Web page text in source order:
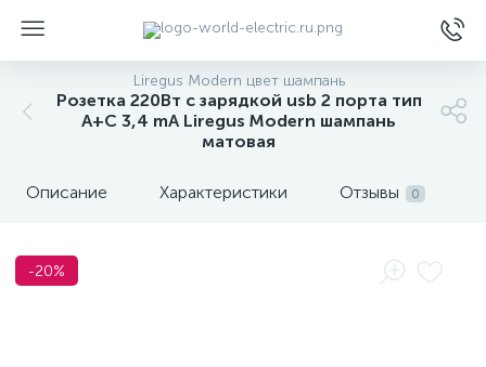
Liregus Modern цвет шампань
Розетка 220Вт с зарядкой usb 2 порта тип
A+C 3,4 mA Liregus Modern шампань
матовая
Описание Характеристики Отзывы 0
-20%